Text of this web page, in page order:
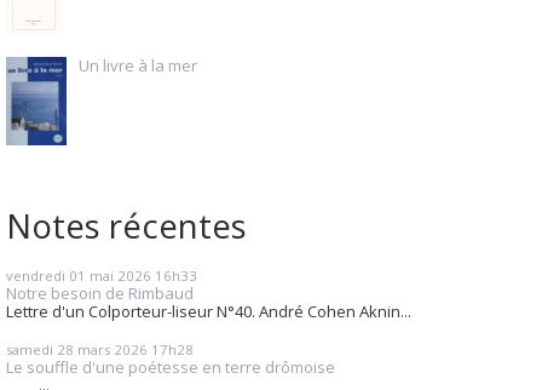
Un livre à la mer
Notes récentes
vendredi 01 mai 2026 16h33
Notre besoin de Rimbaud
Lettre d'un Colporteur-liseur N°40. André Cohen Aknin...
samedi 28 mars 2026 17h28
Le souffle d'une poétesse en terre drômoise
...